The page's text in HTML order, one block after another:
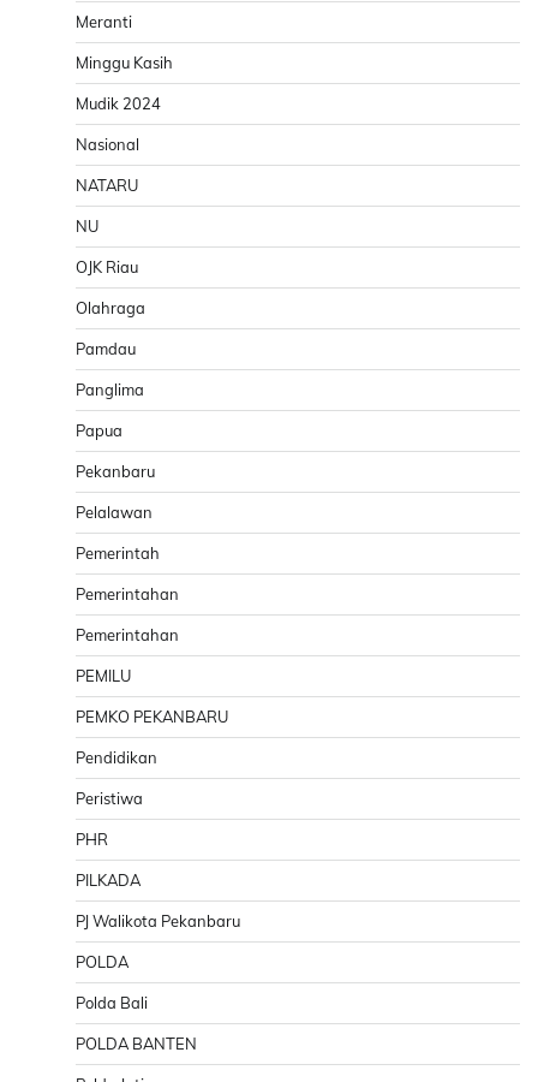
Meranti
Minggu Kasih
Mudik 2024
Nasional
NATARU
NU
OJK Riau
Olahraga
Pamdau
Panglima
Papua
Pekanbaru
Pelalawan
Pemerintah
Pemerintahan
Pemerintahan
PEMILU
PEMKO PEKANBARU
Pendidikan
Peristiwa
PHR
PILKADA
PJ Walikota Pekanbaru
POLDA
Polda Bali
POLDA BANTEN